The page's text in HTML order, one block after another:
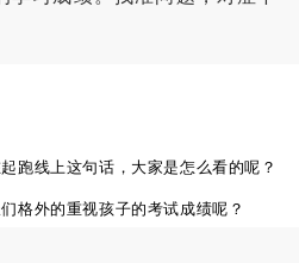
跑线上这句话，大家是怎么看的呢？
格外的重视孩子的考试成绩呢？